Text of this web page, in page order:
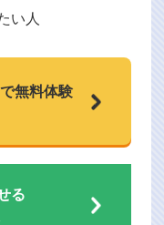
い人
無料体験
る